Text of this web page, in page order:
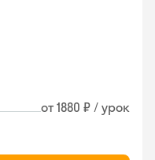
от 1880 ₽ / урок